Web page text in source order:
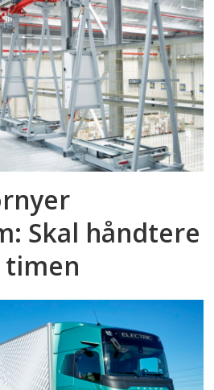
Skal håndtere
timen